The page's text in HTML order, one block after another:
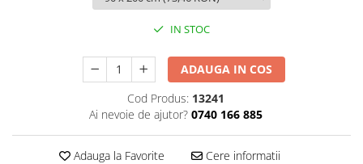
IN STOC
ADAUGA IN COS
Cod Produs: 13241
Ai nevoie de ajutor? 0740 166 885
Adauga la Favorite Cere informatii